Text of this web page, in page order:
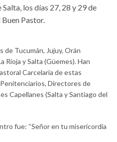
los días 27, 28 y 29 de
Pastor.
Tucumán, Jujuy, Orán
Rioja y Salta (Güemes). Han
Carcelaria de estas
Directores de
Capellanes (Salta y Santiago del
fue: “Señor en tu misericordia